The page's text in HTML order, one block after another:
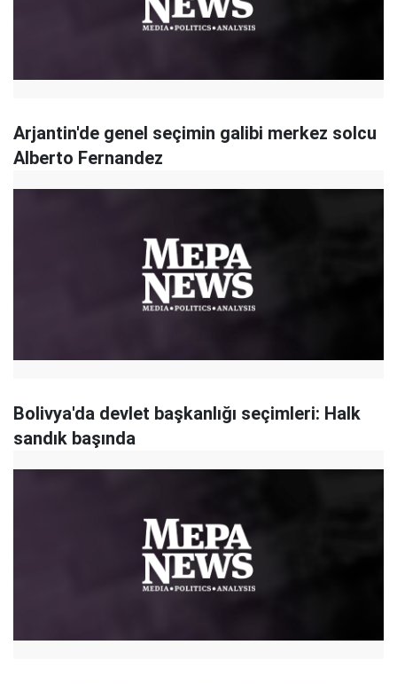
Arjantin'de genel seçimin galibi merkez solcu
Alberto Fernandez
Bolivya'da devlet başkanlığı seçimleri: Halk
sandık başında